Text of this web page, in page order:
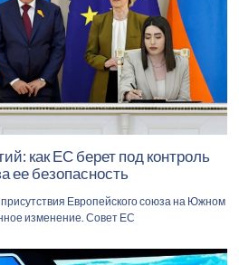
как ЕС берет под контроль
ее безопасность
Европейского союза на Южном
изменение. Совет ЕС